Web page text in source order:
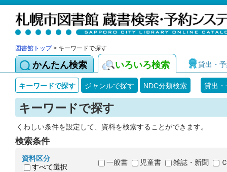
図書館トップ> キーワードで探す
かんたん検索 いろいろ検索 貸出・
キーワードで探す ジャンルで探す NDC分類検索 貸出
キーワードで探す
くわしい条件を設定して、資料を検索することができます。
検索条件
資料区分
すべて選択
一般書 児童書 雑誌・新聞